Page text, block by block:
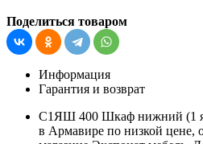
Поделиться товаром
Информация
Гарантия и возврат
С1ЯШ 400 Шкаф нижний (1
в Армавире по низкой цене,